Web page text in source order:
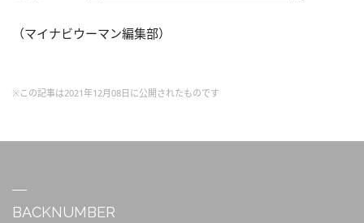
（マイナビウーマン編集部）
※この記事は2021年12月08日に公開されたものです
BACKNUMBER